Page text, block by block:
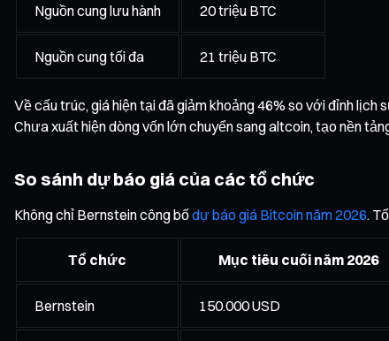
Nguồn cung lưu hành 20 triệu BTC
Nguồn cung tối đa 21 triệu BTC
Về cấu trúc, giá hiện tại đã giảm khoảng 46% so với đỉnh
Chưa xuất hiện dòng vốn lớn chuyển sang altcoin, tạo nền
So sánh dự báo giá của các tổ chức
Không chỉ Bernstein công bốdự báo giá Bitcoin năm 2026.
Tổ chức Mục tiêu cuối năm 2026
Bernstein 150.000 USD